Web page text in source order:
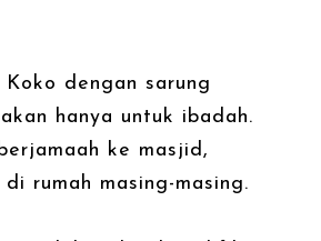
Koko dengan sarung
hanya untuk ibadah.
ke masjid,
rumah masing-masing.